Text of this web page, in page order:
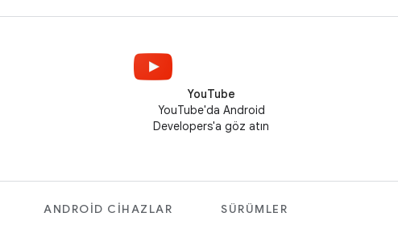
YouTube
YouTube'da Android
Developers'a göz atın
ANDROID CIHAZLAR SÜRÜMLER